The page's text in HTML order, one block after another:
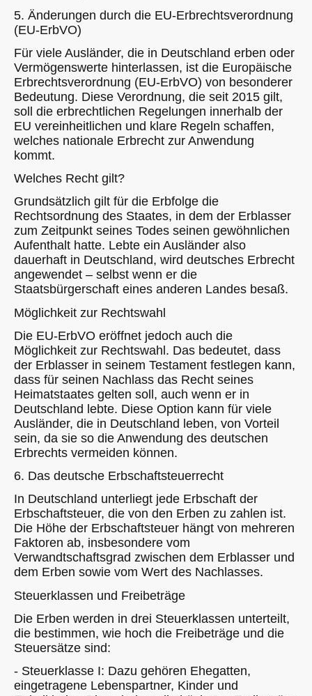
5. Änderungen durch die EU-Erbrechtsverordnung
(EU-ErbVO)
Für viele Ausländer, die in Deutschland erben oder
Vermögenswerte hinterlassen, ist die Europäische
Erbrechtsverordnung (EU-ErbVO) von besonderer
Bedeutung. Diese Verordnung, die seit 2015 gilt,
soll die erbrechtlichen Regelungen innerhalb der
EU vereinheitlichen und klare Regeln schaffen,
welches nationale Erbrecht zur Anwendung
kommt.
Welches Recht gilt?
Grundsätzlich gilt für die Erbfolge die
Rechtsordnung des Staates, in dem der Erblasser
zum Zeitpunkt seines Todes seinen gewöhnlichen
Aufenthalt hatte. Lebte ein Ausländer also
dauerhaft in Deutschland, wird deutsches Erbrecht
angewendet – selbst wenn er die
Staatsbürgerschaft eines anderen Landes besaß.
Möglichkeit zur Rechtswahl
Die EU-ErbVO eröffnet jedoch auch die
Möglichkeit zur Rechtswahl. Das bedeutet, dass
der Erblasser in seinem Testament festlegen kann,
dass für seinen Nachlass das Recht seines
Heimatstaates gelten soll, auch wenn er in
Deutschland lebte. Diese Option kann für viele
Ausländer, die in Deutschland leben, von Vorteil
sein, da sie so die Anwendung des deutschen
Erbrechts vermeiden können.
6. Das deutsche Erbschaftsteuerrecht
In Deutschland unterliegt jede Erbschaft der
Erbschaftsteuer, die von den Erben zu zahlen ist.
Die Höhe der Erbschaftsteuer hängt von mehreren
Faktoren ab, insbesondere vom
Verwandtschaftsgrad zwischen dem Erblasser und
dem Erben sowie vom Wert des Nachlasses.
Steuerklassen und Freibeträge
Die Erben werden in drei Steuerklassen unterteilt,
die bestimmen, wie hoch die Freibeträge und die
Steuersätze sind:
- Steuerklasse I: Dazu gehören Ehegatten,
eingetragene Lebenspartner, Kinder und